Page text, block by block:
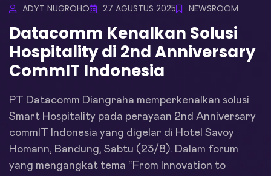
ADYT NUGROHO 27 AGUSTUS 2025 NEWSROOM
Datacomm Kenalkan Solusi
Hospitality di 2nd Anniversary
CommIT Indonesia
PT Datacomm Diangraha memperkenalkan solusi
Smart Hospitality pada perayaan 2nd Anniversary
commIT Indonesia yang digelar di Hotel Savoy
Homann, Bandung, Sabtu (23/8). Dalam forum
yang mengangkat tema “From Innovation to